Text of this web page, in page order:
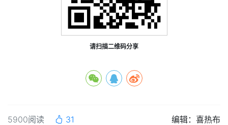
请扫描二维码分享
5900阅读 31 编辑：喜热布